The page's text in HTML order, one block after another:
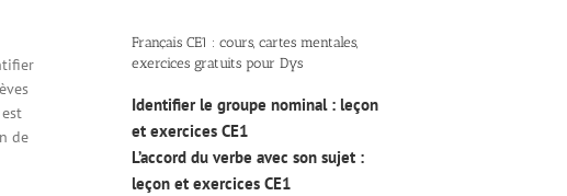
de
Français CE1 : cours, cartes mentales,
exercices gratuits pour Dys
Identifier le groupe nominal : leçon
et exercices CE1
L’accord du verbe avec son sujet :
leçon et exercices CE1